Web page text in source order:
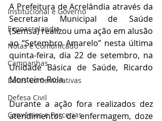
Institucional e Governo
Expoacrelandia
Notas e Comunicado
Campanhas
Datas Comemorativas
Defesa Civil
Convênios e Parcerias
A Prefeitura de Acrelândia através da
Secretaria Municipal de Saúde
(Semsa) realizou uma ação em alusão
ao “Setembro Amarelo” nesta última
quinta-feira, dia 22 de setembro, na
Unidade Básica de Saúde, Ricardo
Monteiro Rola.
Durante a ação fora realizados dez
atendimentos de enfermagem, doze